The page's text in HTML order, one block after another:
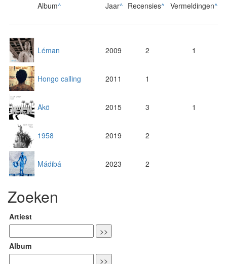
Album^ Jaar^ Recensies^ Vermeldingen^
Léman 2009 2 1
Hongo calling 2011 1
Akö 2015 3 1
1958 2019 2
Mádibá 2023 2
Zoeken
Artiest
Album